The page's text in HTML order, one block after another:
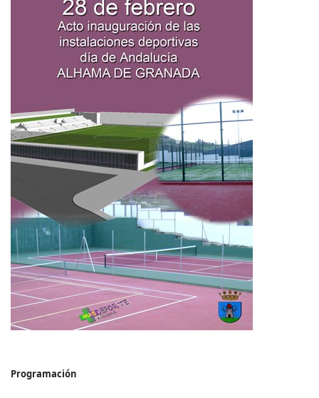
Programación